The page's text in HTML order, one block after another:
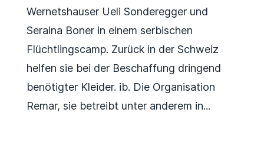
Wernetshauser Ueli Sonderegger und
Seraina Boner in einem serbischen
Flüchtlingscamp. Zurück in der Schweiz
helfen sie bei der Beschaffung dringend
benötigter Kleider. ib. Die Organisation
Remar, sie betreibt unter anderem in...